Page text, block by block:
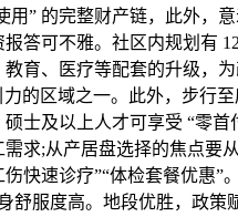
” 的完整财产链，此外，
答可不雅。社区内规划有
育、医疗等配套的升级，
的区域之一。此外，步行
士及以上人才可享受 “零首
求;从产居盘选择的焦点要
快速诊疗”“体检套餐优惠”
舒服度高。地段优胜，政策